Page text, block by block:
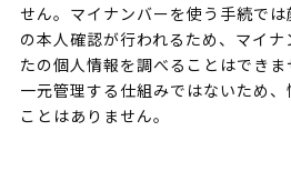
せん。マイナンバーを使う手続で
の本人確認が行われるため、マイ
たの個人情報を調べることはでき
一元管理する仕組みではないため
ことはありません。